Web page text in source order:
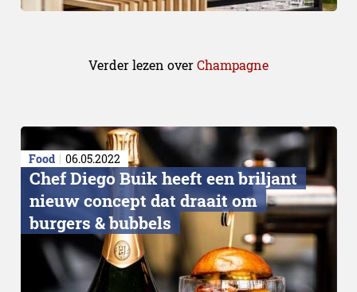
Verder lezen overChampagne
Food 06.05.2022
Chef Diego Buik heeft een briljant
nieuw concept dat draait om
burgers & bubbels